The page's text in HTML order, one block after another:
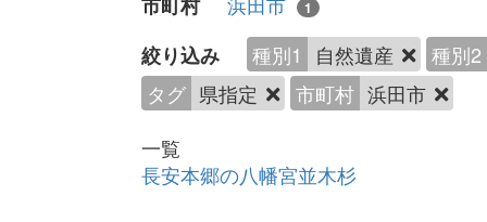
1
絞り込み 種別1 自然遺産
種別2
タグ 県指定 市町村 浜田市
一覧
長安本郷の八幡宮並木杉